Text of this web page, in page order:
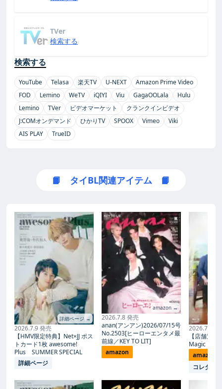
TVer
検索する
検索する
YouTube Telasa 楽天TV U-NEXT
Amazon Prime Video
FOD
Lemino WeTV iQIYI Viu GagaOOLala
Hulu
Lemino
TVer ビデオマーケット
クランクインビデオ
J:COMオンデマンド
ひかりTV SPOOX Vimeo
Viki
AIS PLAY
TrueID
📙 タイBL関連アイテム 📙
詳細ページ →
2026.7.9 発売
【HMV限定特典】Net×JJ ポス
トカード1枚 awesome!
Plus SUMMER SPECIAL
詳細ページ
amazon →
2026.7.8 発売
anan(アンアン)2026/07/15号
No.2503[ヒーローエンタメ最
前線／KEY TO LIT]
amazon
2026.7.27
【店舗別
Magic
amazon
コレタメ